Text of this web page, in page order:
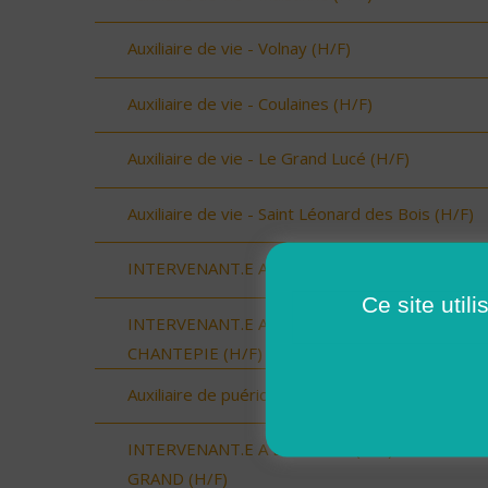
Auxiliaire de vie - Volnay (H/F)
Auxiliaire de vie - Coulaines (H/F)
Auxiliaire de vie - Le Grand Lucé (H/F)
Auxiliaire de vie - Saint Léonard des Bois (H/F)
INTERVENANT.E A DOMICILE - VAL D'ANAST (H/
INTERVENANT.E A DOMICILE - CESSON-VERN-
CHANTEPIE (H/F)
Auxiliaire de puériculture - AURILLAC (15000) (H/
INTERVENANT.E A DOMICILE (CDI) - PLELAN LE
GRAND (H/F)
Ce site